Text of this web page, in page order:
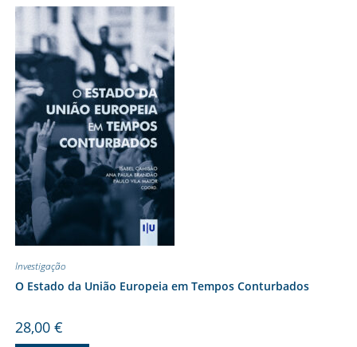
Investigação
O Estado da União Europeia em Tempos Conturbados
28,00 €